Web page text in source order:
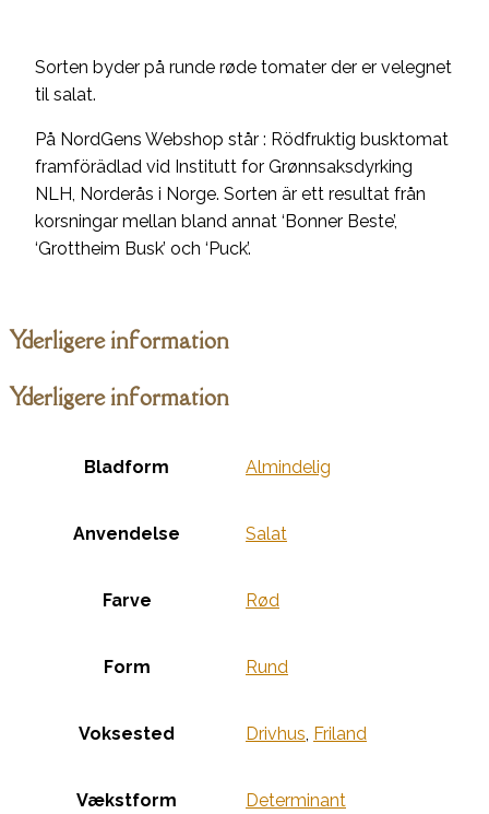
Sorten byder på runde røde tomater der er velegnet
til salat.
På NordGens Webshop står : Rödfruktig busktomat
framförädlad vid Institutt for Grønnsaksdyrking
NLH, Norderås i Norge. Sorten är ett resultat från
korsningar mellan bland annat ‘Bonner Beste’,
‘Grottheim Busk’ och ‘Puck’.
Yderligere information
Yderligere information
Bladform Almindelig
Anvendelse Salat
Farve Rød
Form Rund
Voksested Drivhus, Friland
Vækstform Determinant